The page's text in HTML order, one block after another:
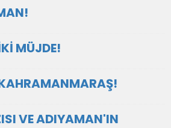
MÜJDE!
VE ADIYAMAN'IN